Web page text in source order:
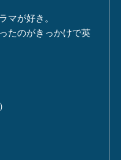
マが好き。
たのがきっかけで英